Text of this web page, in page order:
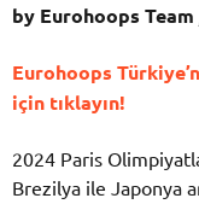
by Eurohoops
Eurohoops
için tıklayın!
2024 Paris
Brezilya ile Japonya